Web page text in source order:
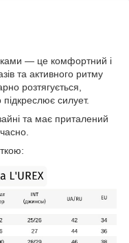
— це комфортний і
та активного ритму
розтягується,
силует.
та має приталений